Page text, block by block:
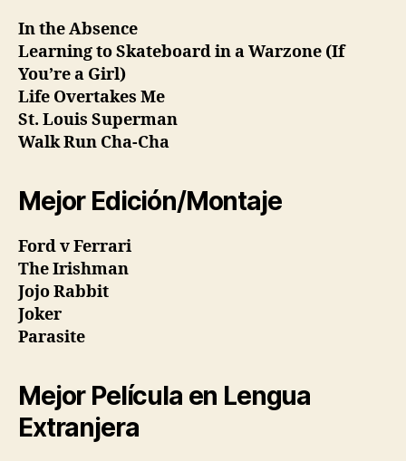
In the Absence
Learning to Skateboard in a Warzone (If
You’re a Girl)
Life Overtakes Me
St. Louis Superman
Walk Run Cha-Cha
Mejor Edición/Montaje
Ford v Ferrari
The Irishman
Jojo Rabbit
Joker
Parasite
Mejor Película en Lengua
Extranjera